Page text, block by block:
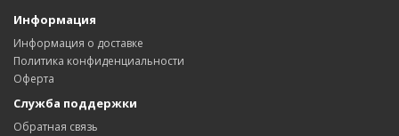
Информация
Информация о доставке
Политика конфиденциальности
Оферта
Служба поддержки
Обратная связь